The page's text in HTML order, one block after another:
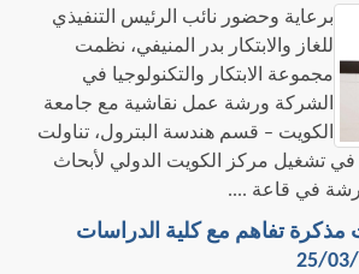
برعاية وحضور نائب الرئيس التنفيذي
للغاز والابتكار بدر المنيفي، نظمت
مجموعة الابتكار والتكنولوجيا في
الشركة ورشة عمل نقاشية مع جامعة
الكويت – قسم هندسة البترول، تناولت
تشغيل مركز الكويت الدولي لأبحاث
في قاعة ....
تفاهم مع كلية الدراسات